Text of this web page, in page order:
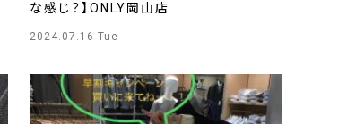
な感じ？】ONLY岡山店
2024.07.16 Tue